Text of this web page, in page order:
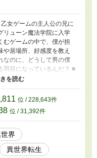
女ゲームの主人公の兄に
リューン魔法学院に入学
むゲームの中で、僕が担
や居場所、好感度を教え
なのに、どうして男の僕
羽目になっているんだ？ ■
た斉木亮は、乙女ゲーム
なる。だが、ゲームシナ
はずが、なぜかところど
で終わる人生が、やが
■R-18、BL要素があり
さい。 エピソードタイト
＊キス描写 ＊＊性描写
位 / 228,643件
位 / 31,392件
界
異世界転生